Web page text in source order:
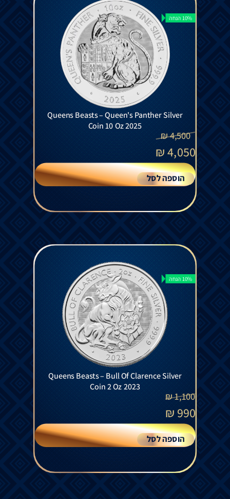
10% הנחה
Queens Beasts – Queen's Panther Silver
Coin 10 Oz 2025
4,500
₪
4,050
₪
הוספה לסל
10% הנחה
Queens Beasts – Bull Of Clarence Silver
Coin 2 Oz 2023
1,100
₪
990
₪
הוספה לסל